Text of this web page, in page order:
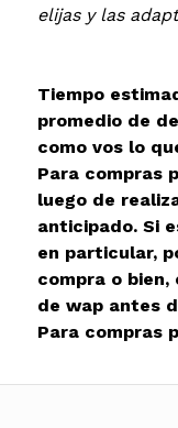
elijas y las
Tiempo
promedio de
como vos lo
Para compras
luego de
anticipado. Si
en particular,
compra o
de wap antes
Para compras